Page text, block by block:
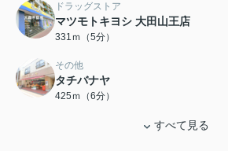
ドラッグストア
マツモトキヨシ 大田山王店
331ｍ（5分）
その他
タチバナヤ
425ｍ（6分）
すべて見る